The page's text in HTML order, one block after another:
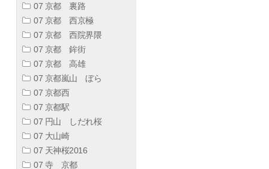
07 京都 裏路
07 京都 西京極
07 京都 西院界隈
07 京都 鉾街
07 京都 高雄
07 京都嵐山 ぼら
07 京都西
07 京都駅
07 円山 しだれ桜
07 大山崎
07 天神桜2016
07 寺 京都